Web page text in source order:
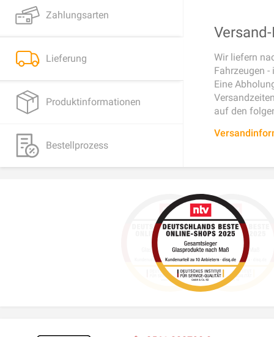
Zahlungsarten
Lieferung
Produktinformationen
Bestellprozess
Wir liefern
Fahrzeugen
Eine
auf den